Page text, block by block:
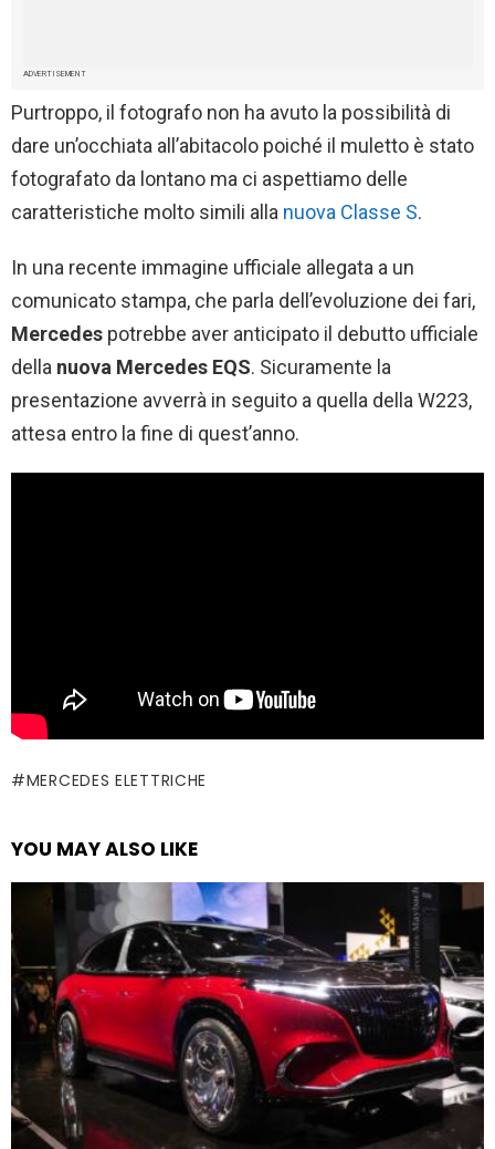
ADVERTISEMENT
Purtroppo, il fotografo non ha avuto la possibilità di
dare un’occhiata all’abitacolo poiché il muletto è stato
fotografato da lontano ma ci aspettiamo delle
caratteristiche molto simili alla nuova Classe S.
In una recente immagine ufficiale allegata a un
comunicato stampa, che parla dell’evoluzione dei fari,
Mercedes potrebbe aver anticipato il debutto ufficiale
della nuova Mercedes EQS. Sicuramente la
presentazione avverrà in seguito a quella della W223,
attesa entro la fine di quest’anno.
MERCEDES ELETTRICHE
YOU MAY ALSO LIKE